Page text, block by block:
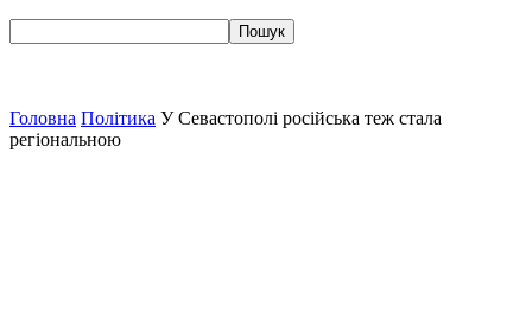
Головна Політика У Севастополі російська теж стала
регіональною